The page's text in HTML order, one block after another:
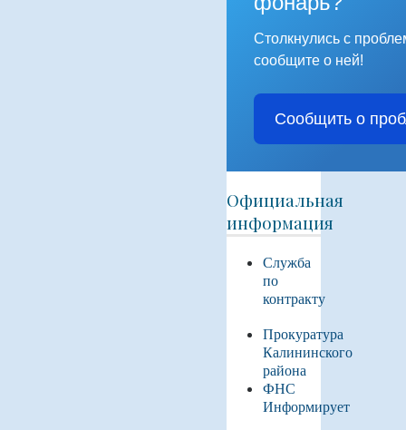
Столкнулись с
сообщите о ней!
Сообщить о
Официальная
информация
Служба
по
контракту
Прокуратура
Калининского
района
ФНС
Информирует